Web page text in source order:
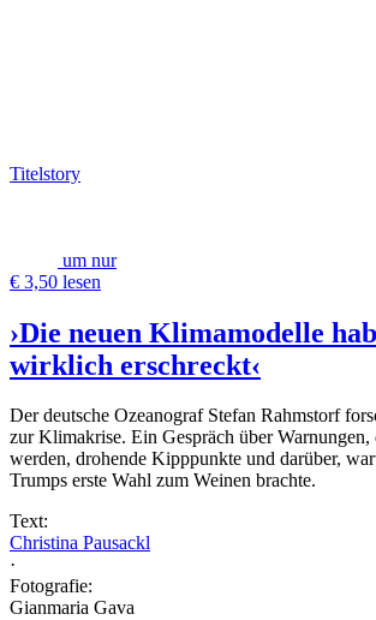
Titelstory
um nur
€ 3,50 lesen
›Die neuen Klimamodelle
wirklich erschreckt‹
Der deutsche Ozeanograf Stefan Rahmstorf
zur Klimakrise. Ein Gespräch über
werden, drohende Kipppunkte und darüber,
Trumps erste Wahl zum Weinen brachte.
Text:
Christina Pausackl
·
Fotografie:
Gianmaria Gava